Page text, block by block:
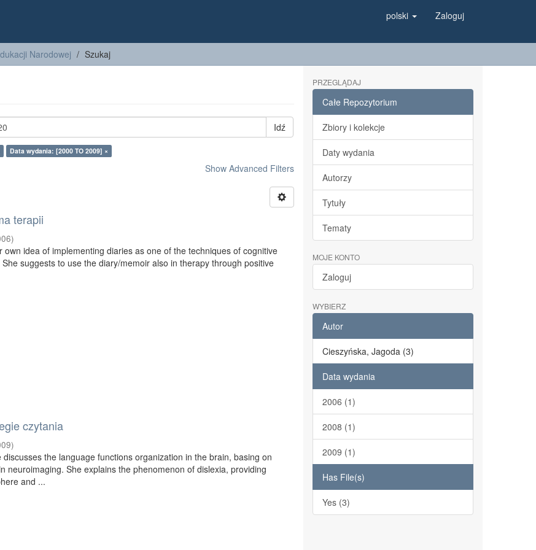
polski Zaloguj
Narodowej Szukaj
Idź
Data wydania: [2000 TO 2009] ×
Show Advanced Filters
terapii
)
own idea of implementing diaries as one of the techniques of cognitive
suggests to use the diary/memoir also in therapy through positive
czytania
)
the language functions organization in the brain, basing on
neuroimaging. She explains the phenomenon of dislexia, providing
and ...
PRZEGLĄDAJ
Całe Repozytorium
Zbiory i kolekcje
Daty wydania
Autorzy
Tytuły
Tematy
MOJE KONTO
Zaloguj
WYBIERZ
Autor
Cieszyńska, Jagoda (3)
Data wydania
2006 (1)
2008 (1)
2009 (1)
Has File(s)
Yes (3)